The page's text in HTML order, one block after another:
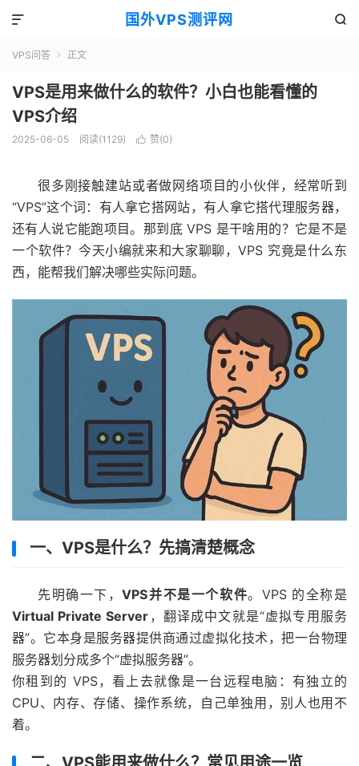
国外VPS测评网 

VPS问答  正文
VPS是用来做什么的软件？小白也能看懂的
VPS介绍
2025-06-05 阅读(1129)  赞(0)
很多刚接触建站或者做网络项目的小伙伴，经常听到
“VPS”这个词：有人拿它搭网站，有人拿它搭代理服务器，
还有人说它能跑项目。那到底 VPS 是干啥用的？它是不是
一个软件？今天小编就来和大家聊聊，VPS 究竟是什么东
西，能帮我们解决哪些实际问题。
一、VPS是什么？先搞清楚概念
先明确一下，VPS并不是一个软件。VPS 的全称是
Virtual Private Server ，翻译成中文就是“虚拟专用服务
器”。它本身是服务器提供商通过虚拟化技术，把一台物理
服务器划分成多个“虚拟服务器”。
你租到的 VPS，看上去就像是一台远程电脑：有独立的
CPU、内存、存储、操作系统，自己单独用，别人也用不
着。